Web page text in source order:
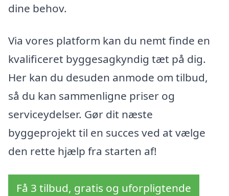
dine behov.
Via vores platform kan du nemt finde en
kvalificeret byggesagkyndig tæt på dig.
Her kan du desuden anmode om tilbud,
så du kan sammenligne priser og
serviceydelser. Gør dit næste
byggeprojekt til en succes ved at vælge
den rette hjælp fra starten af!
Få 3 tilbud, gratis og uforpligtende